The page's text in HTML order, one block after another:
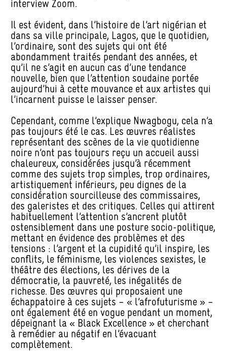
interview Zoom.
Il est évident, dans l’histoire de l’art nigérian et
dans sa ville principale, Lagos, que le quotidien,
l’ordinaire, sont des sujets qui ont été
abondamment traités pendant des années, et
qu’il ne s’agit en aucun cas d’une tendance
nouvelle, bien que l’attention soudaine portée
aujourd’hui à cette mouvance et aux artistes qui
l’incarnent puisse le laisser penser.
Cependant, comme l’explique Nwagbogu, cela n’a
pas toujours été le cas. Les œuvres réalistes
représentant des scènes de la vie quotidienne
noire n’ont pas toujours reçu un accueil aussi
chaleureux, considérées jusqu’à récemment
comme des sujets trop simples, trop ordinaires,
artistiquement inférieurs, peu dignes de la
considération sourcilleuse des commissaires,
des galeristes et des critiques. Celles qui attirent
habituellement l’attention s’ancrent plutôt
ostensiblement dans une posture socio-politique,
mettant en évidence des problèmes et des
tensions : l’argent et la cupidité qu’il inspire, les
conflits, le féminisme, les violences sexistes, le
théâtre des élections, les dérives de la
démocratie, la pauvreté, les inégalités de
richesse. Des œuvres qui proposaient une
échappatoire à ces sujets – « l’afrofuturisme » –
ont également été en vogue pendant un moment,
dépeignant la « Black Excellence » et cherchant
à remédier au négatif en l’évacuant
complètement.